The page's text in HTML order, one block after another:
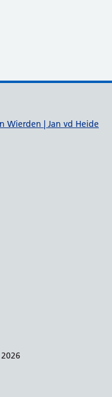
Wierden | Jan vd Heide